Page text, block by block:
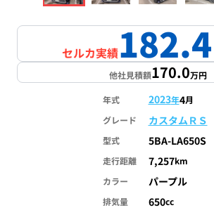
セルカ実績182.4
他社見積額170.0万円
年式 2023年4月
グレード
カスタムＲＳ
型式 5BA-LA650S
走行距離 7,257km
カラー
パープル
排気量 650cc